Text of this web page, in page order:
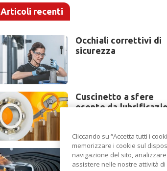
Articoli recenti
Occhiali correttivi di
sicurezza
Cuscinetto a sfere
esente da
Perché la lavorazione
lamiera cambia
Cliccando su “Accetta tutti i
memorizzare i cookie sul
navigazione del sito,
assistere nelle nostre attività di